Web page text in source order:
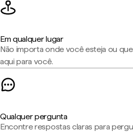
Em qualquer lugar
Não importa onde você esteja ou
aqui para você.
Qualquer pergunta
Encontre respostas claras para